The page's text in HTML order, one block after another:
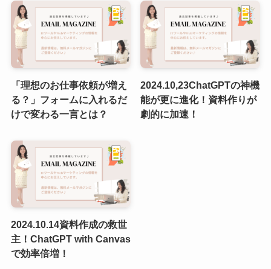
「理想のお仕事依頼が増え
る？」フォームに入れるだ
けで変わる一言とは？
2024.10,23ChatGPTの神機
能が更に進化！資料作りが
劇的に加速！
2024.10.14資料作成の救世
主！ChatGPT with Canvas
で効率倍増！